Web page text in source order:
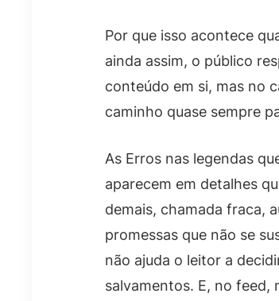
Por que isso acontece
ainda assim, o público
conteúdo em si, mas no
caminho quase sempre
As Erros nas legendas
aparecem em detalhes
demais, chamada fraca,
promessas que não se
não ajuda o leitor a
salvamentos. E, no feed,